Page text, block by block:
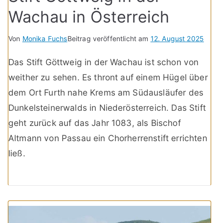
Wachau in Österreich
Von Monika FuchsBeitrag veröffentlicht am 12. August 2025
Das Stift Göttweig in der Wachau ist schon von
weither zu sehen. Es thront auf einem Hügel über
dem Ort Furth nahe Krems am Südausläufer des
Dunkelsteinerwalds in Niederösterreich. Das Stift
geht zurück auf das Jahr 1083, als Bischof
Altmann von Passau ein Chorherrenstift errichten
ließ.